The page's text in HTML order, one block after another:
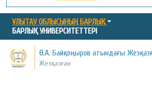
ҰЛЫТАУ ОБЛЫСЫНЫҢ БАРЛЫҚ
БАРЛЫҚ УНИВЕРСИТЕТТЕРІ
Ө.А. Байқоңыров атындағы
Жезқазған